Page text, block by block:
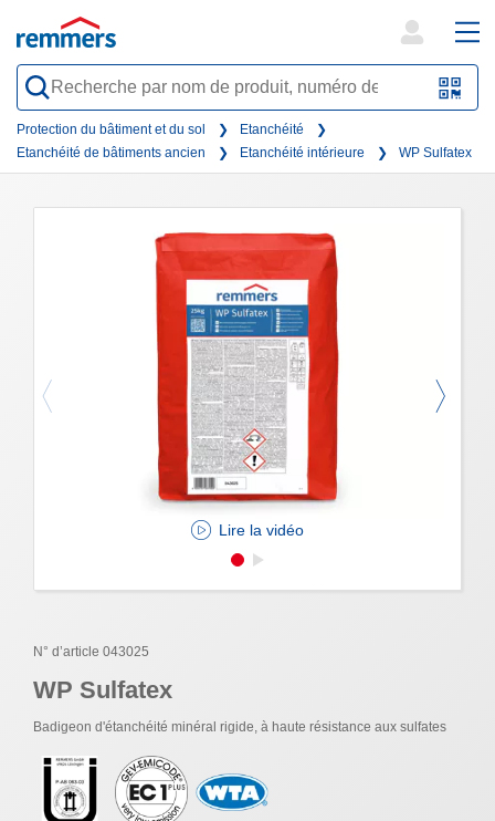
QR-
oder
search
form
Protection du bâtiment et du sol
Etanchéité
Etanchéité de bâtiments ancien
Etanchéité intérieure WP Sulfatex
Lire la vidéo
N° d’article 043025
WP Sulfatex
Badigeon d'étanchéité minéral rigide, à haute résistance aux sulfates